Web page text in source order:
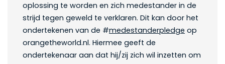
oplossing te worden en zich medestander in de
strijd tegen geweld te verklaren. Dit kan door het
ondertekenen van de #medestanderpledge op
orangetheworld.nl. Hiermee geeft de
ondertekenaar aan dat hij/zij zich wil inzetten om